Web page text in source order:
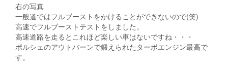
右の写真
一般道ではフルブーストをかけることができないので(笑)
高速でフルブーストテストをしました。
高速道路を走るとこれほど楽しい車はないですね・・・
ポルシェのアウトバーンで鍛えられたターボエンジン最高で
す。